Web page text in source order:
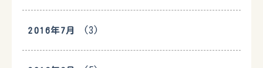
2016年7月 (3)